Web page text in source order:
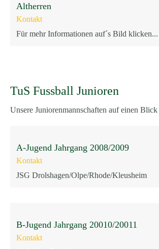
Altherren
Kontakt
Für mehr Informationen auf´s Bild klicken...
TuS Fussball Junioren
Unsere Juniorenmannschaften auf einen Blick
A-Jugend Jahrgang 2008/2009
Kontakt
JSG Drolshagen/Olpe/Rhode/Kleusheim
B-Jugend Jahrgang 20010/20011
Kontakt